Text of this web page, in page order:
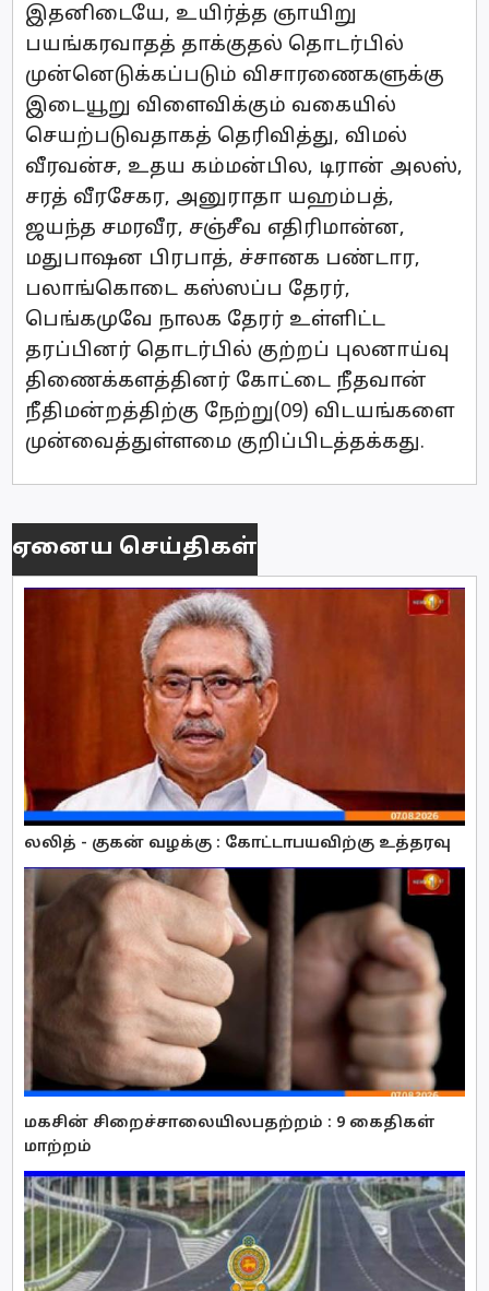
இதனிடையே, உயிர்த்த ஞாயிறு
பயங்கரவாதத் தாக்குதல் தொடர்பில்
முன்னெடுக்கப்படும் விசாரணைகளுக்கு
இடையூறு விளைவிக்கும் வகையில்
செயற்படுவதாகத் தெரிவித்து, விமல்
வீரவன்ச, உதய கம்மன்பில, டிரான் அலஸ்,
சரத் வீரசேகர, அனுராதா யஹம்பத்,
ஜயந்த சமரவீர, சஞ்சீவ எதிரிமான்ன,
மதுபாஷன பிரபாத், ச்சானக பண்டார,
பலாங்கொடை கஸ்ஸப்ப தேரர்,
பெங்கமுவே நாலக தேரர் உள்ளிட்ட
தரப்பினர் தொடர்பில் குற்றப் புலனாய்வு
திணைக்களத்தினர் கோட்டை நீதவான்
நீதிமன்றத்திற்கு நேற்று(09) விடயங்களை
முன்வைத்துள்ளமை குறிப்பிடத்தக்கது.
ஏனைய செய்திகள்
லலித் - குகன் வழக்கு : கோட்டாபயவிற்கு உத்தரவு
மகசின் சிறைச்சாலையிலபதற்றம் : 9 கைதிகள்
மாற்றம்